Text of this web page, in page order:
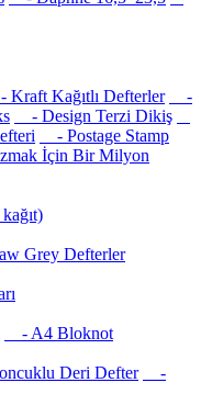
Kağıtlı Defterler
-
- Design Terzi Dikiş
- Postage Stamp
İçin Bir Milyon
Grey Defterler
- A4 Bloknot
Deri Defter
-